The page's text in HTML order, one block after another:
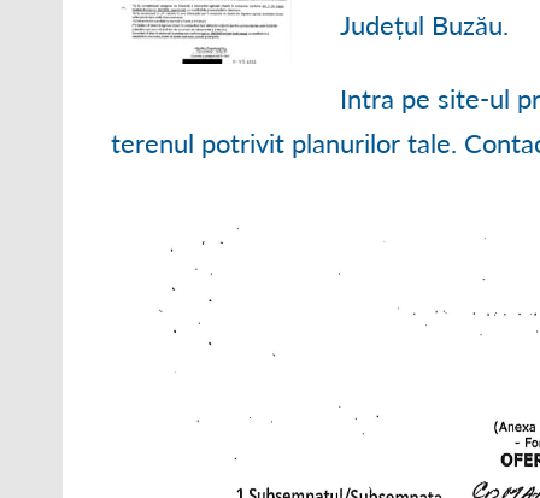
● STRATEGII DE
● RAPOARTE ȘI
Județul Buzău.
Intra pe site-ul
terenul potrivit planurilor tale.